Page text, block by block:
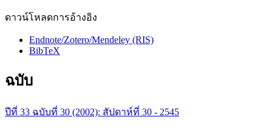
ดาวน์โหลดการอ้างอิง
Endnote/Zotero/Mendeley (RIS)
BibTeX
ฉบับ
ปีที่ 33 ฉบับที่ 30 (2002): สัปดาห์ที่ 30 - 2545